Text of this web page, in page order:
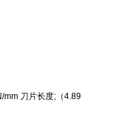
mm 刀片长度;（4.89